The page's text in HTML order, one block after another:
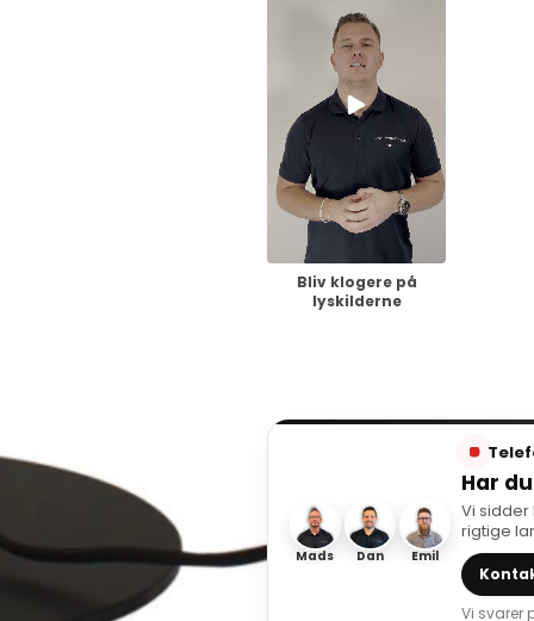
Bliv klogere på
lyskilderne
Mads Dan Emil
Har
Vi
rigtige
Vi svarer